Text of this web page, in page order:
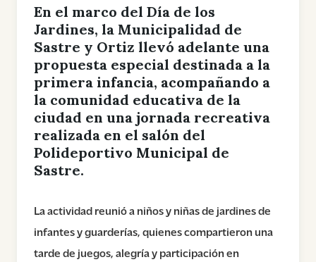
En el marco del Día de los
Jardines, la Municipalidad de
Sastre y Ortiz llevó adelante una
propuesta especial destinada a la
primera infancia, acompañando a
la comunidad educativa de la
ciudad en una jornada recreativa
realizada en el salón del
Polideportivo Municipal de
Sastre.
La actividad reunió a niños y niñas de jardines de
infantes y guarderías, quienes compartieron una
tarde de juegos, alegría y participación en